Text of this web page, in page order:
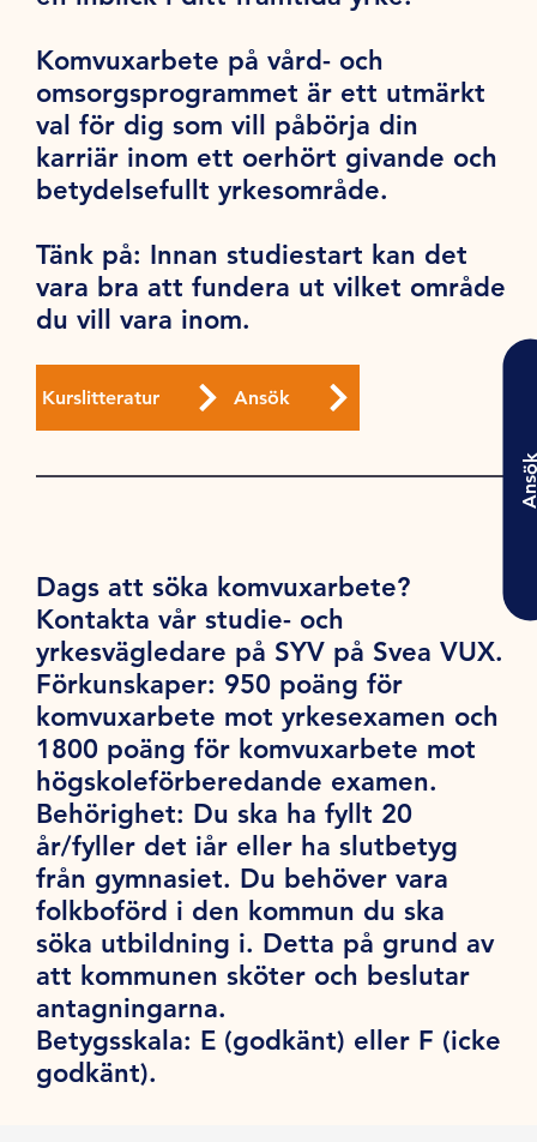
Komvuxarbete på vård- och
omsorgsprogrammet är ett utmärkt
val för dig som vill påbörja din
karriär inom ett oerhört givande och
betydelsefullt yrkesområde.
Tänk på: Innan studiestart kan det
vara bra att fundera ut vilket område
du vill vara inom.
Kurslitteratur Ansök
Dags att söka komvuxarbete?
Kontakta vår studie- och
yrkesvägledare på SYV på Svea VUX.
Förkunskaper: 950 poäng för
komvuxarbete mot yrkesexamen och
1800 poäng för komvuxarbete mot
högskoleförberedande examen.
Behörighet: Du ska ha fyllt 20
år/fyller det iår eller ha slutbetyg
från gymnasiet. Du behöver vara
folkboförd i den kommun du ska
söka utbildning i. Detta på grund av
att kommunen sköter och beslutar
antagningarna.
Betygsskala: E (godkänt) eller F (icke
godkänt).